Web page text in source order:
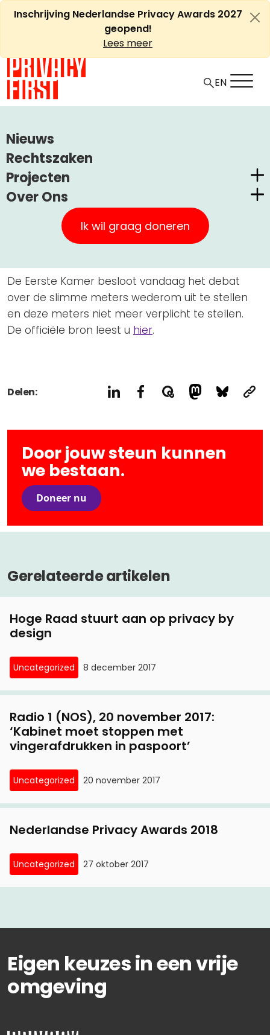
Ga
naarInschrijving Nederlandse Privacy Awards 2027
geopend!
Lees meer
Nieuws
Rechtszaken
Projecten
Nederlandse Privacy Awards
Claimstichting CUIC
PrivacyWijzer
Privacy Coalitie
PSD2-me-niet
SpecifiekeToestemming.nl
Over Ons
Privacy First
Onze Successen
Kom in actie
Nieuwsbrieven
Contact
Privacybeleid
Playlist
Ik wil graag doneren
EN
Wet slimme meters
opgeschort
Uncategorized 8 april, 2009
De Eerste Kamer besloot vandaag het debat
over de slimme meters wederom uit te stellen
en deze meters niet meer verplicht te stellen.
De officiële bron leest u hier.
Delen:
Door jouw steun kunnen
we bestaan.
Doneer nu
Gerelateerde artikelen
Hoge Raad stuurt aan op privacy by
design
Uncategorized 8 december 2017
Radio 1 (NOS), 20 november 2017:
‘Kabinet moet stoppen met
vingerafdrukken in paspoort’
Uncategorized 20 november 2017
Nederlandse Privacy Awards 2018
Uncategorized 27 oktober 2017
Eigen keuzes in een vrije
omgeving